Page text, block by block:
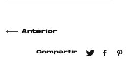
Anterior
Compartir